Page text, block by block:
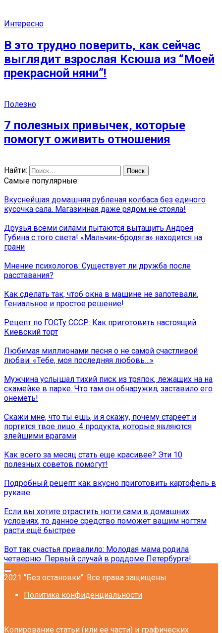
Интересно
В это трудно поверить, как сейчас
выглядит взрослая Ксюша из “Моей
прекрасной няни”!
Полезно
7 полезных привычек, которые
помогут оживить отношения
Найти:
Самые популярные:
Вкуснейшая домашняя рубленая колбаса без единого
кусочка сала. Магазинная даже рядом не стояла!
Друзья всеми силами пытаются вытащить Андрея
Губина с того света! «Мальчик-бродяга» находится на
грани
Мнение психологов: Существует ли дружба после
расставания?
Как сделать так, чтоб окна в машине не запотевали.
Гениальное и простое решение!
Рецепт по ГОСТу СССР: Как приготовить настоящий
Киевский торт
Любимая миллионами песня о не самой счастливой
любви: «Тебе, моя последняя любовь…»
Мужчина услышал тихий писк из тряпок, лежащих на на
скамейке в парке. Что там он обнаружил, заставило его
онеметь!
Скажи мне, что ты ешь, и я скажу, почему стареет и
портится твое лицо: 4 продукта, которые являются
злейшими врагами
Как всего за месяц стать еще красивее? Эти 10
полезных советов помогут!
Подробный рецепт как вкусно приготовить картофель в
рукаве
Если вы хотите отрастить ногти сами в домашних
условиях, то данное средство поможет вашим ногтям
расти ещё быстрее
Вот так счастья привалило: Молодая мама родила
четверню. Первый случай в роддоме Петербурга!
2021 "Без остановки". Все права защищены
Политика конфиденциальности
Копирование статьи (или ее части) и графических